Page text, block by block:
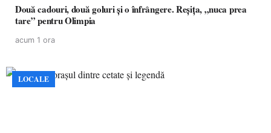
Două cadouri, două goluri și o înfrângere. Reșița, „nuca prea
tare” pentru Olimpia
acum 1 ora
LOCALE